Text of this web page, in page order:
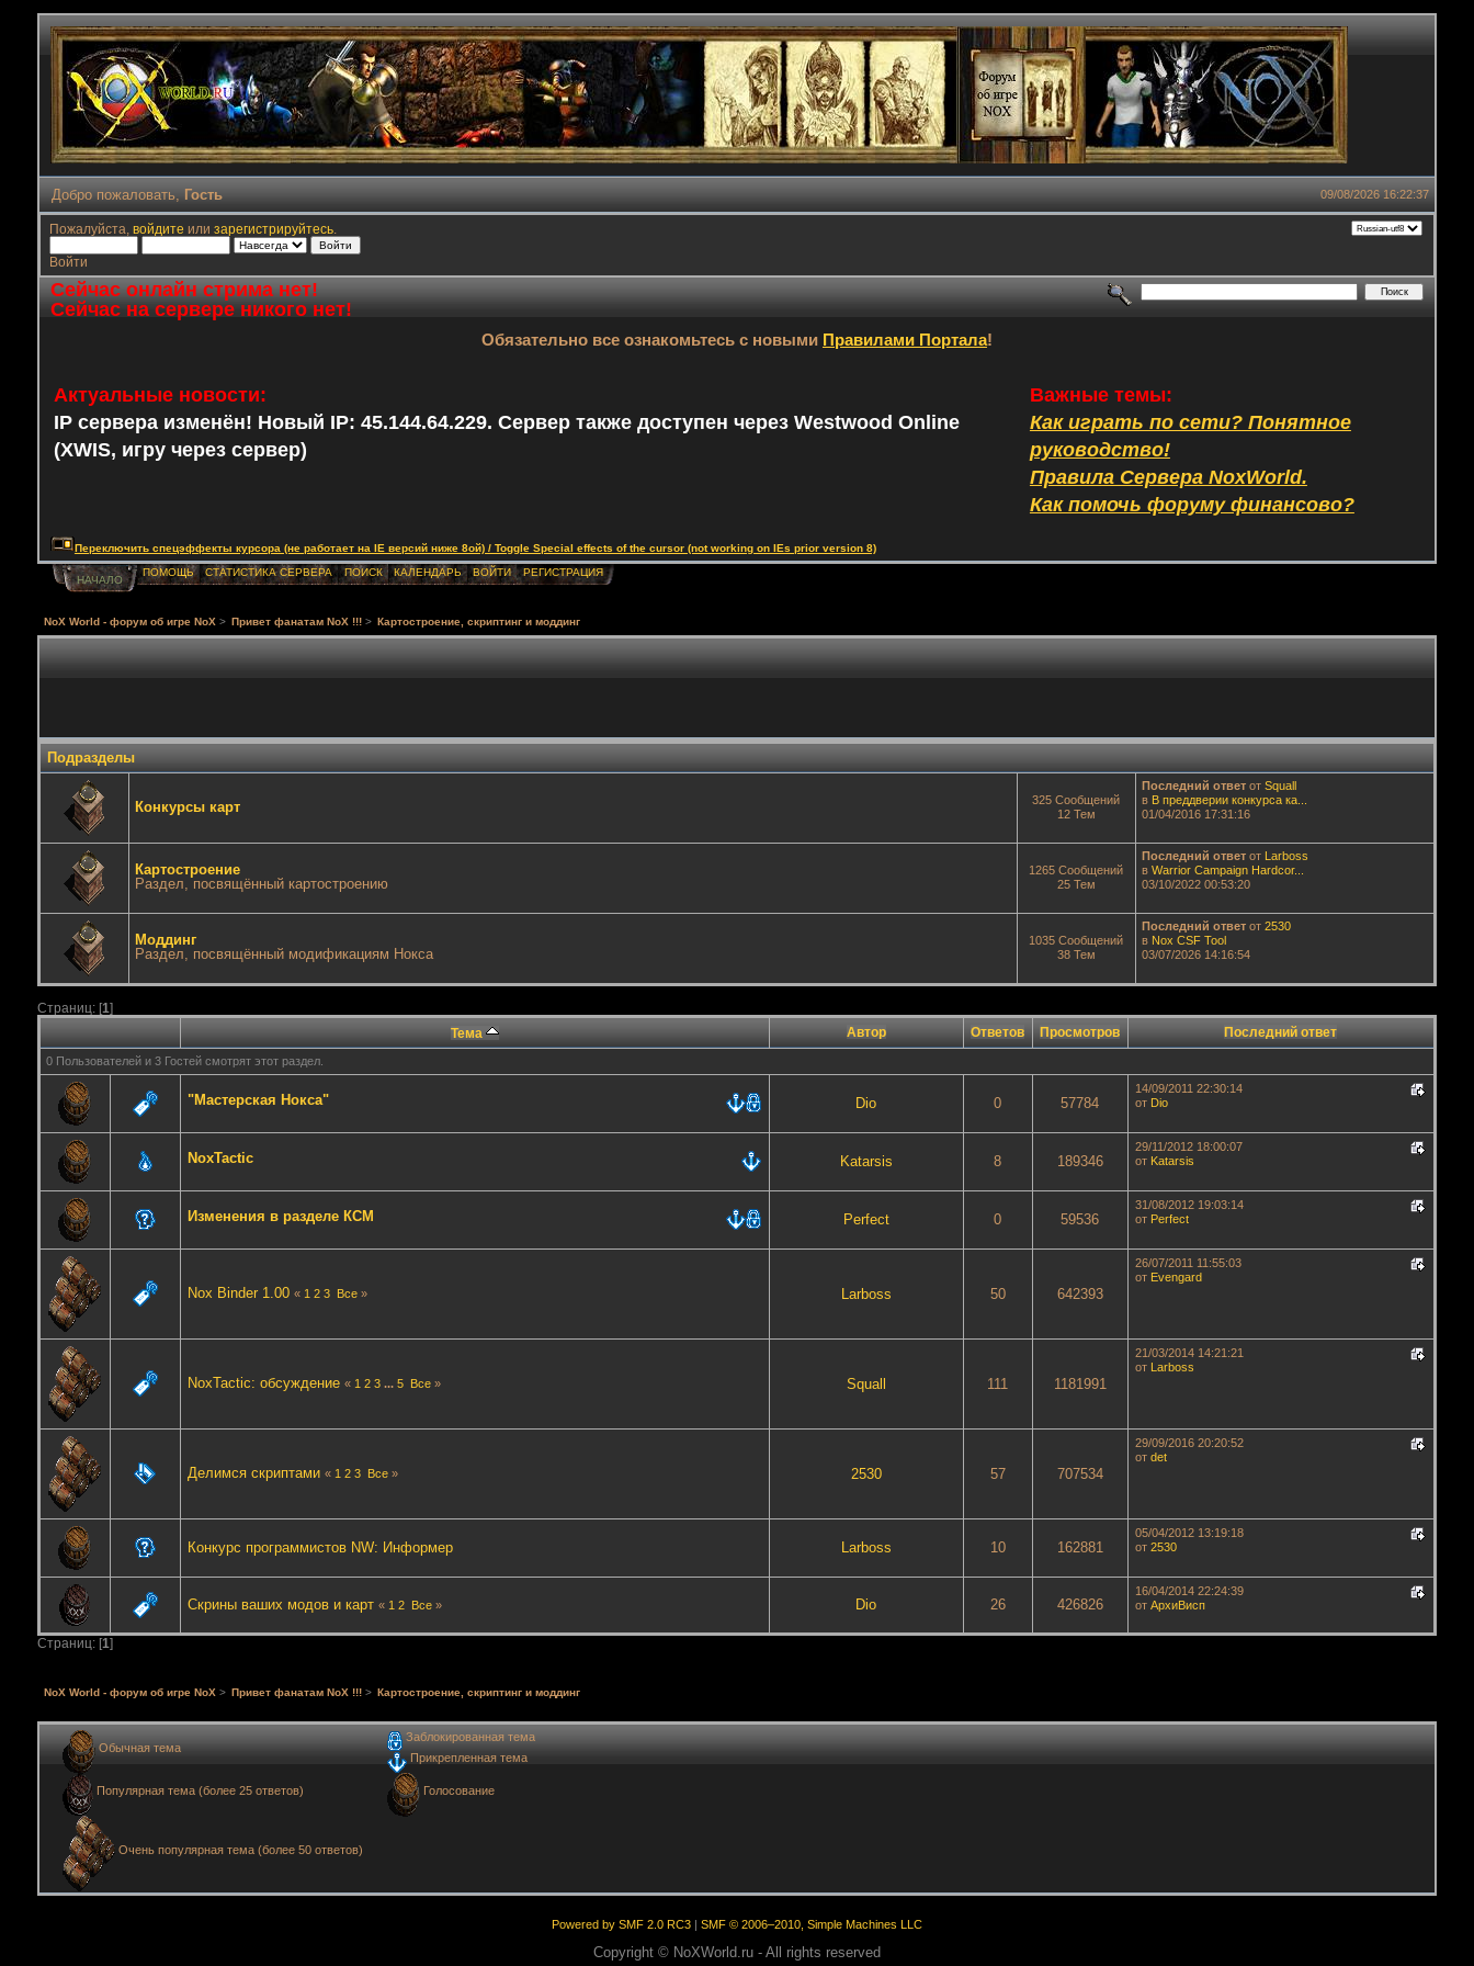
09/08/2026 16:22:37
Добро пожаловать, Гость
Пожалуйста, войдите или зарегистрируйтесь.
Войти
Сейчас онлайн стрима нет!
Сейчас на сервере никого нет!
Обязательно все ознакомьтесь с новыми Правилами Портала!
Актуальные новости:
IP сервера изменён! Новый IP: 45.144.64.229. Сервер также доступен через Westwood Online
(XWIS, игру через сервер)
Важные темы:
Как играть по сети? Понятное
руководство!
Правила Сервера NoxWorld.
Как помочь форуму финансово?
Переключить спецэффекты курсора (не работает на IE версий ниже 8ой) / Toggle Special effects of the cursor (not working on IEs prior version 8)
НАЧАЛО
ПОМОЩЬ СТАТИСТИКА СЕРВЕРА ПОИСК КАЛЕНДАРЬ ВОЙТИ РЕГИСТРАЦИЯ
NoX World - форум об игре NoX > Привет фанатам NoX !!! > Картостроение, скриптинг и моддинг
Подразделы
Конкурсы карт
325 Сообщений
12 Тем
Последний ответ отSquall
в В преддверии конкурса ка...
01/04/2016 17:31:16
Картостроение
Раздел, посвящённый картостроению
1265 Сообщений
25 Тем
Последний ответ от Lаrboss
вWarrior Campaign Hardcor...
03/10/2022 00:53:20
Моддинг
Раздел, посвящённый модификациям Нокса
1035 Сообщений
38 Тем
Последний ответ от2530
в Nox CSF Tool
03/07/2026 14:16:54
Страниц: [1]
Тема
Автор Ответов Просмотров Последний ответ
0 Пользователей и 3 Гостей смотрят этот раздел.
"Мастерская Нокса" Dio 0 57784
14/09/2011 22:30:14
от Dio
NoxTactic Katarsis 8 189346
29/11/2012 18:00:07
от Katarsis
Изменения в разделе КСМ Perfect 0 59536
31/08/2012 19:03:14
от Perfect
Nox Binder 1.00 « 1 2 3 Все » Lаrboss 50 642393
26/07/2011 11:55:03
от Evengard
NoxTactic: обсуждение « 1 2 3 ...5 Все » Squall 111 1181991
21/03/2014 14:21:21
от Lаrboss
Делимся скриптами « 1 2 3 Все » 2530 57 707534
29/09/2016 20:20:52
отdet
Конкурс программистов NW: Информер Lаrboss 10 162881
05/04/2012 13:19:18
от2530
Скрины ваших модов и карт « 1 2 Все » Dio 26 426826
16/04/2014 22:24:39
отАрхиВисп
Страниц: [1]
NoX World - форум об игре NoX > Привет фанатам NoX !!! > Картостроение, скриптинг и моддинг
Обычная тема
Популярная тема (более 25 ответов)
Очень популярная тема (более 50 ответов)
Заблокированная тема
Прикрепленная тема
Голосование
Powered by SMF 2.0 RC3| SMF © 2006–2010, Simple Machines LLC
Copyright © NoXWorld.ru - All rights reserved